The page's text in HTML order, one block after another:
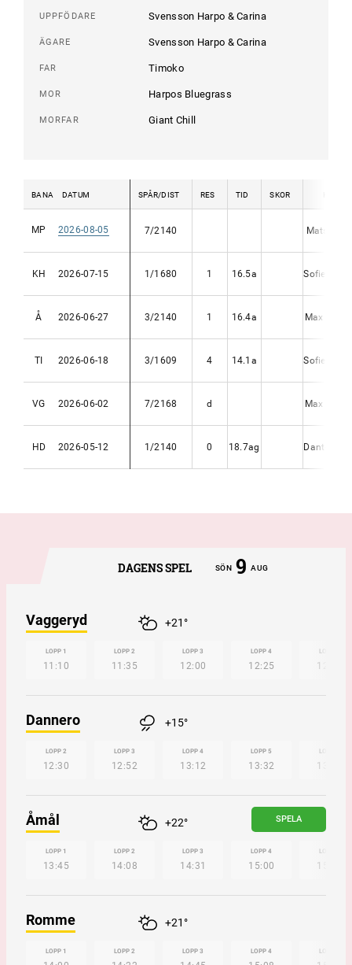
UPPFÖDARE Svensson Harpo & Carina
ÄGARE Svensson Harpo & Carina
FAR Timoko
MOR Harpos Bluegrass
MORFAR Giant Chill
BANA DATUM SPÅR/DIST RES TID SKOR
MP 2026-08-05 7/2140 Mats E
KH 2026-07-15 1/1680 1 16.5a Sofie
Å 2026-06-27 3/2140 1 16.4a Max
TI 2026-06-18 3/1609 4 14.1a Sofie
VG 2026-06-02 7/2168 d Max
HD 2026-05-12 1/2140 0 18.7ag Dante
DAGENS SPEL SÖN 9 AUG
Vaggeryd +21°
LOPP 1
11:10
LOPP 2
11:35
LOPP 3
12:00
LOPP 4
12:25
LOPP 5
12:50
Dannero +15°
LOPP 2
12:30
LOPP 3
12:52
LOPP 4
13:12
LOPP 5
13:32
LOPP 6
13:52
Åmål +22° SPELA
LOPP 1
13:45
LOPP 2
14:08
LOPP 3
14:31
LOPP 4
15:00
LOPP 5
15:22
Romme +21°
LOPP 1 LOPP 2 LOPP 3 LOPP 4 LOPP 5